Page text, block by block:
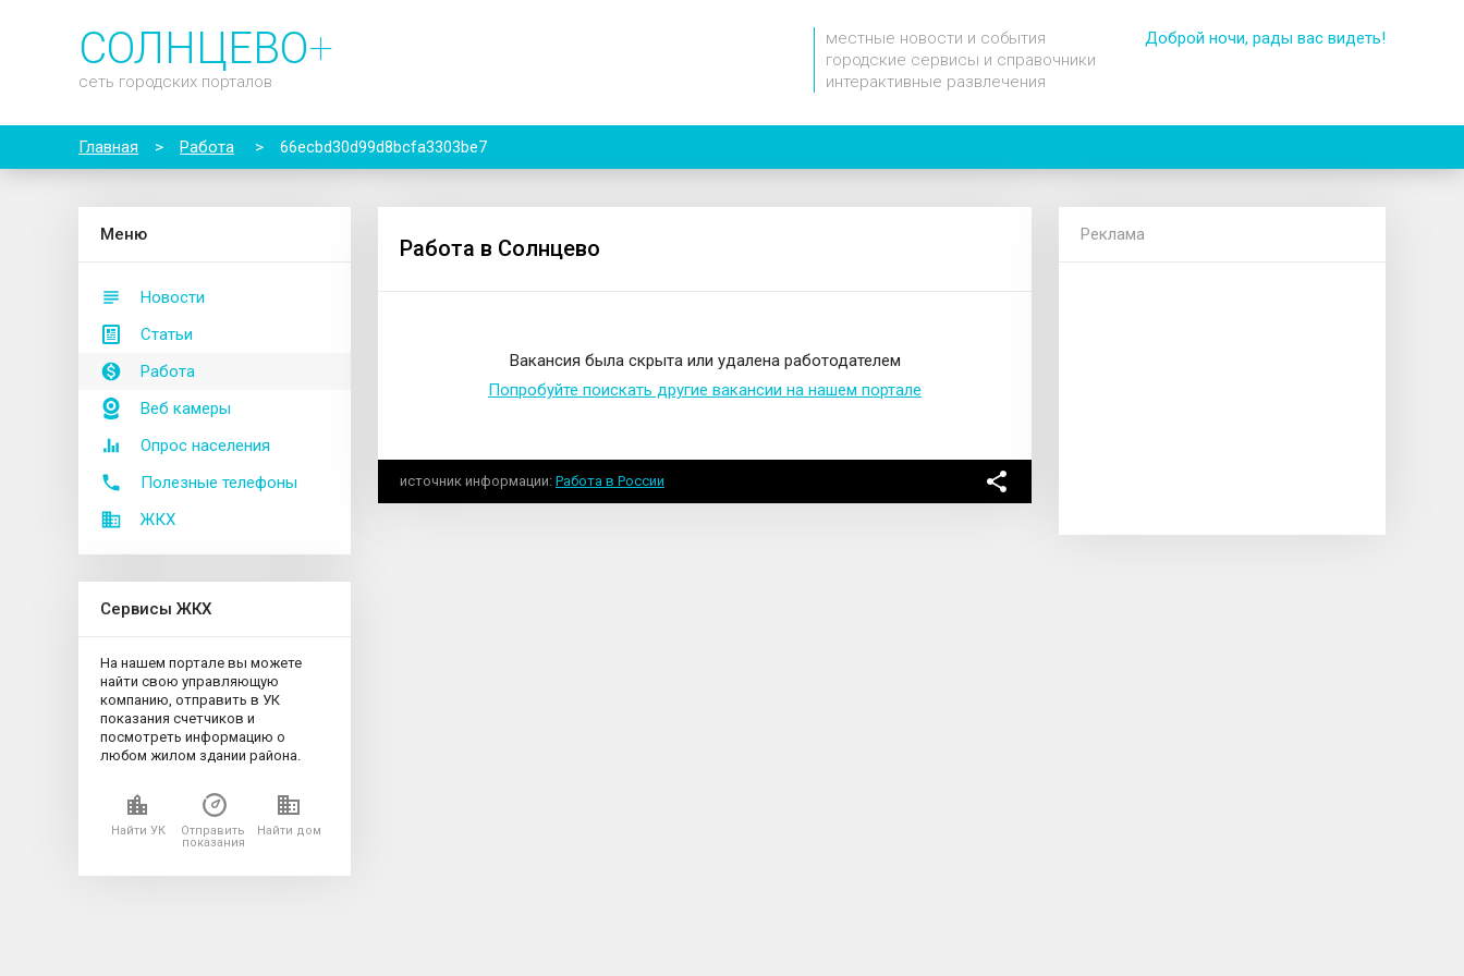
СОЛНЦЕВО+
сеть городских порталов
местные новости и события
городские сервисы и справочники
интерактивные развлечения
Доброй ночи, рады вас видеть!
Главная > Работа > 66ecbd30d99d8bcfa3303be7
Меню
Новости
Статьи
Работа
Веб камеры
Опрос населения
Полезные телефоны
ЖКХ
Сервисы ЖКХ
На нашем портале вы можете
найти свою управляющую
компанию, отправить в УК
показания счетчиков и
посмотреть информацию о
любом жилом здании района.
Найти УК
Отправить
показания
Найти дом
Работа в Солнцево
Вакансия была скрыта или удалена работодателем
Попробуйте поискать другие вакансии на нашем портале
источник информации Работа в России
Реклама